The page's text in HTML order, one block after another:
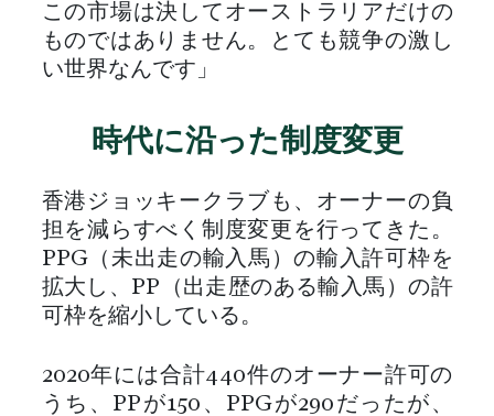
この市場は決してオーストラリアだけの
ものではありません。とても競争の激し
い世界なんです」
時代に沿った制度変更
香港ジョッキークラブも、オーナーの負
担を減らすべく制度変更を行ってきた。
PPG（未出走の輸入馬）の輸入許可枠を
拡大し、PP（出走歴のある輸入馬）の許
可枠を縮小している。
2020年には合計440件のオーナー許可の
うち、PPが150、PPGが290だったが、